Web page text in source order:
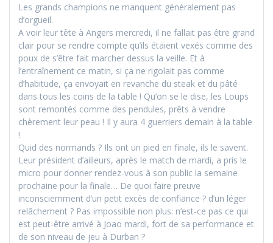
Les grands champions ne manquent généralement pas
d’orgueil.
A voir leur tête à Angers mercredi, il ne fallait pas être grand
clair pour se rendre compte qu’ils étaient vexés comme des
poux de s’être fait marcher dessus la veille. Et à
l’entraînement ce matin, si ça ne rigolait pas comme
d’habitude, ça envoyait en revanche du steak et du pâté
dans tous les coins de la table ! Qu’on se le dise, les Loups
sont remontés comme des pendules, prêts à vendre
chèrement leur peau ! Il y aura 4 guerriers demain à la table
!
Quid des normands ? Ils ont un pied en finale, ils le savent.
Leur président d’ailleurs, après le match de mardi, a pris le
micro pour donner rendez-vous à son public la semaine
prochaine pour la finale… De quoi faire preuve
inconsciemment d’un petit excès de confiance ? d’un léger
relâchement ? Pas impossible non plus: n’est-ce pas ce qui
est peut-être arrivé à Joao mardi, fort de sa performance et
de son niveau de jeu à Durban ?